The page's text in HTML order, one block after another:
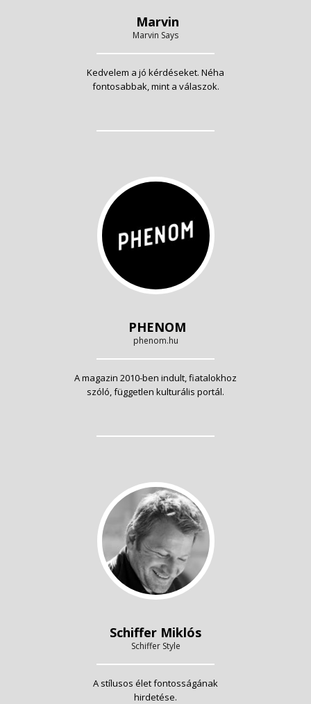
Marvin
Marvin Says
Kedvelem a jó kérdéseket. Néha
fontosabbak, mint a válaszok.
PHENOM
phenom.hu
A magazin 2010-ben indult, fiatalokhoz
szóló, független kulturális portál.
Schiffer Miklós
Schiffer Style
A stílusos élet fontosságának
hirdetése.